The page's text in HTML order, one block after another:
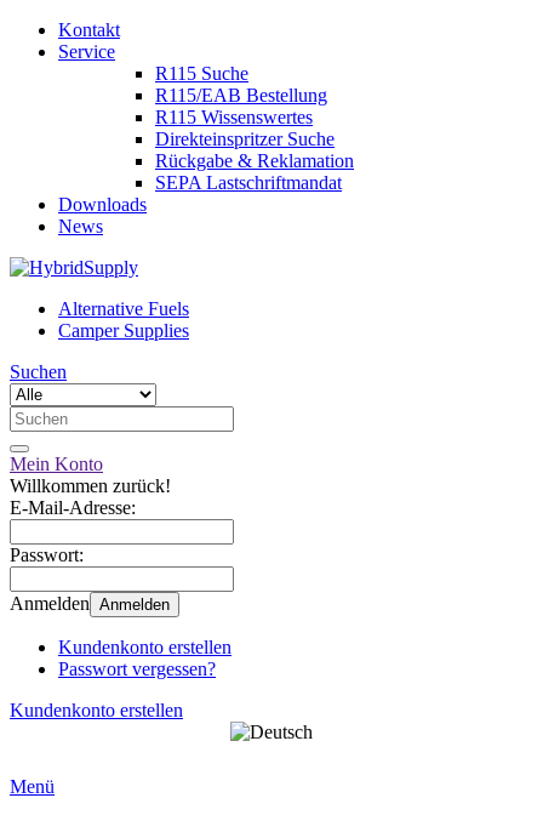
Kontakt
Service
R115 Suche
R115/EAB Bestellung
R115 Wissenswertes
Direkteinspritzer Suche
Rückgabe & Reklamation
SEPA Lastschriftmandat
Downloads
News
Alternative Fuels
Camper Supplies
Suchen
Mein Konto
Willkommen zurück!
E-Mail-Adresse:
Passwort:
Anmelden Anmelden
Kundenkonto erstellen
Passwort vergessen?
Kundenkonto erstellen
Menü